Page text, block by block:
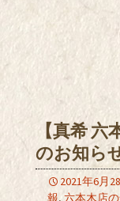
【真希 六
のお知ら
2021年6月
報,六本木店